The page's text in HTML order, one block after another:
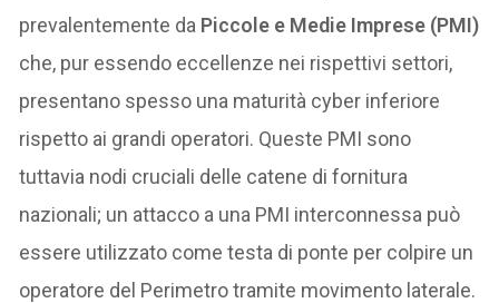
prevalentemente da Piccole e Medie Imprese (PMI)
che, pur essendo eccellenze nei rispettivi settori,
presentano spesso una maturità cyber inferiore
rispetto ai grandi operatori. Queste PMI sono
tuttavia nodi cruciali delle catene di fornitura
nazionali; un attacco a una PMI interconnessa può
essere utilizzato come testa di ponte per colpire un
operatore del Perimetro tramite movimento laterale.